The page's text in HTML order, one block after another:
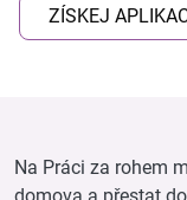
ZÍSKEJ
Na Práci za rohem
domova a přestat